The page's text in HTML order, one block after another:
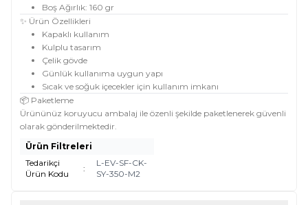
Boş Ağırlık: 160 gr
✨ Ürün Özellikleri
Kapaklı kullanım
Kulplu tasarım
Çelik gövde
Günlük kullanıma uygun yapı
Sıcak ve soğuk içecekler için kullanım imkanı
📦 Paketleme
Ürününüz koruyucu ambalaj ile özenli şekilde paketlenerek güvenli
olarak gönderilmektedir.
Ürün Filtreleri
Tedarikçi
Ürün Kodu
:
L-EV-SF-CK-
SY-350-M2